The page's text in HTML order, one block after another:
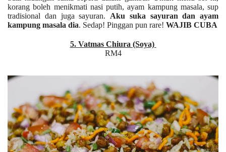
korang boleh menikmati nasi putih, ayam kampung masala, sup
tradisional dan juga sayuran. Aku suka sayuran dan ayam
kampung masala dia. Sedap! Pinggan pun rare! WAJIB CUBA
5. Vatmas Chiura (Soya)
RM4